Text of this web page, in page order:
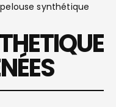
synthétique